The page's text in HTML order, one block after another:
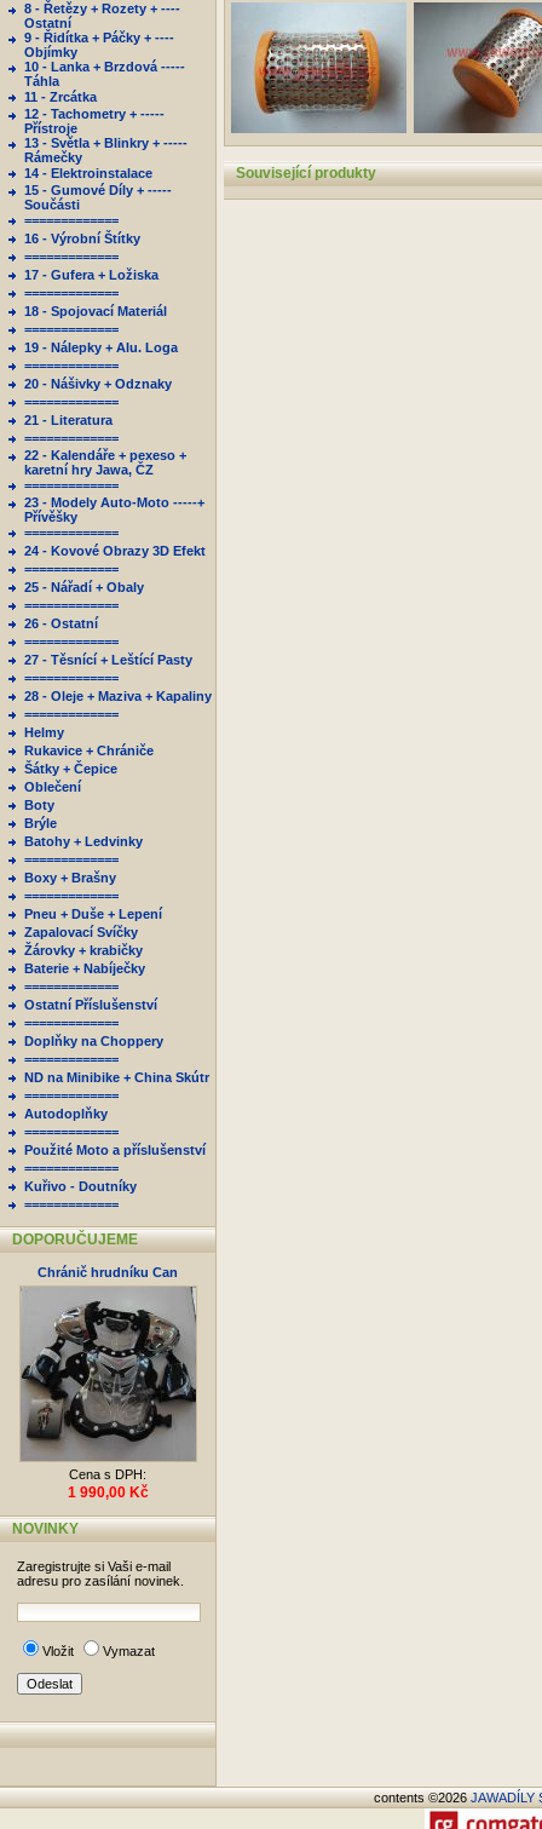
8 - Řetězy + Rozety + ----
Ostatní
9 - Řidítka + Páčky + ----
Objímky
10 - Lanka + Brzdová -----
Táhla
11 - Zrcátka
12 - Tachometry + -----
Přístroje
13 - Světla + Blinkry + -----
Rámečky
14 - Elektroinstalace
15 - Gumové Díly + -----
Součásti
=============
16 - Výrobní Štítky
=============
17 - Gufera + Ložiska
=============
18 - Spojovací Materiál
=============
19 - Nálepky + Alu. Loga
=============
20 - Nášivky + Odznaky
=============
21 - Literatura
=============
22 - Kalendáře + pexeso +
karetní hry Jawa, ČZ
=============
23 - Modely Auto-Moto -----+
Přívěšky
=============
24 - Kovové Obrazy 3D Efekt
=============
25 - Nářadí + Obaly
=============
26 - Ostatní
=============
27 - Těsnící + Leštící Pasty
=============
28 - Oleje + Maziva + Kapaliny
=============
Helmy
Rukavice + Chrániče
Šátky + Čepice
Oblečení
Boty
Brýle
Batohy + Ledvinky
=============
Boxy + Brašny
=============
Pneu + Duše + Lepení
Zapalovací Svíčky
Žárovky + krabičky
Baterie + Nabíječky
=============
Ostatní Příslušenství
=============
Doplňky na Choppery
=============
ND na Minibike + China Skútr
=============
Autodoplňky
=============
Použité Moto a příslušenství
=============
Kuřivo - Doutníky
=============
DOPORUČUJEME
Chránič hrudníku Can
Cena s DPH:
1 990,00 Kč
NOVINKY
Zaregistrujte si Vaši e-mail
adresu pro zasílání novinek.
Vložit Vymazat
Související produkty
contents ©2026JAWADÍLY